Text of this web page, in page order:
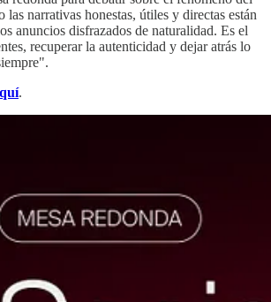
las narrativas honestas, útiles y directas están
anuncios disfrazados de naturalidad. Es el
recuperar la autenticidad y dejar atrás lo
.